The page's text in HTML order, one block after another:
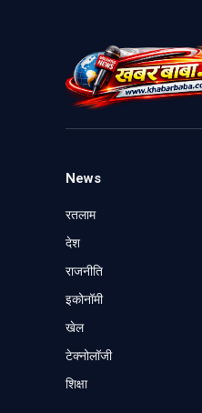
News
रतलाम
⁠देश
राजनीति
⁠इकोनॉमी
खेल
टेक्नोलॉजी
शिक्षा